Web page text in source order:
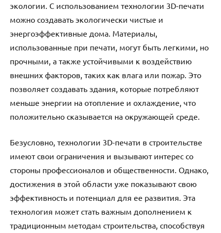
экологии. С использованием технологии 3D-печати
можно создавать экологически чистые и
энергоэффективные дома. Материалы,
использованные при печати, могут быть легкими, но
прочными, а также устойчивыми к воздействию
внешних факторов, таких как влага или пожар. Это
позволяет создавать здания, которые потребляют
меньше энергии на отопление и охлаждение, что
положительно сказывается на окружающей среде.
Безусловно, технологии 3D-печати в строительстве
имеют свои ограничения и вызывают интерес со
стороны профессионалов и общественности. Однако,
достижения в этой области уже показывают свою
эффективность и потенциал для ее развития. Эта
технология может стать важным дополнением к
традиционным методам строительства, способствуя